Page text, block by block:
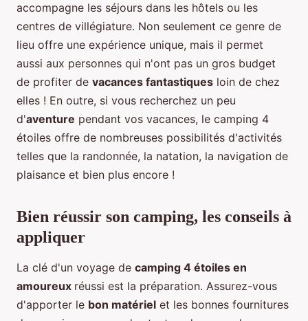
accompagne les séjours dans les hôtels ou les
centres de villégiature. Non seulement ce genre de
lieu offre une expérience unique, mais il permet
aussi aux personnes qui n'ont pas un gros budget
de profiter de vacances fantastiques loin de chez
elles ! En outre, si vous recherchez un peu
d'aventure pendant vos vacances, le camping 4
étoiles offre de nombreuses possibilités d'activités
telles que la randonnée, la natation, la navigation de
plaisance et bien plus encore !
Bien réussir son camping, les conseils à
appliquer
La clé d'un voyage de camping 4 étoiles en
amoureux réussi est la préparation. Assurez-vous
d'apporter le bon matériel et les bonnes fournitures